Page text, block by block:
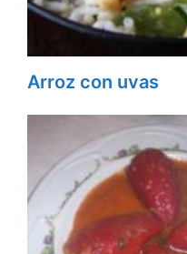
Arroz con uvas